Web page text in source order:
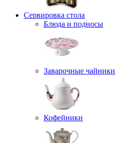
Сервировка стола
Блюда и подносы
Заварочные чайники
Кофейники